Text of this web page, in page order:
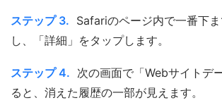
ステップ 3. Safariのページ内で一番下
し、「詳細」をタップします。
ステップ 4. 次の画面で「Webサイトデ
ると、消えた履歴の一部が見えます。